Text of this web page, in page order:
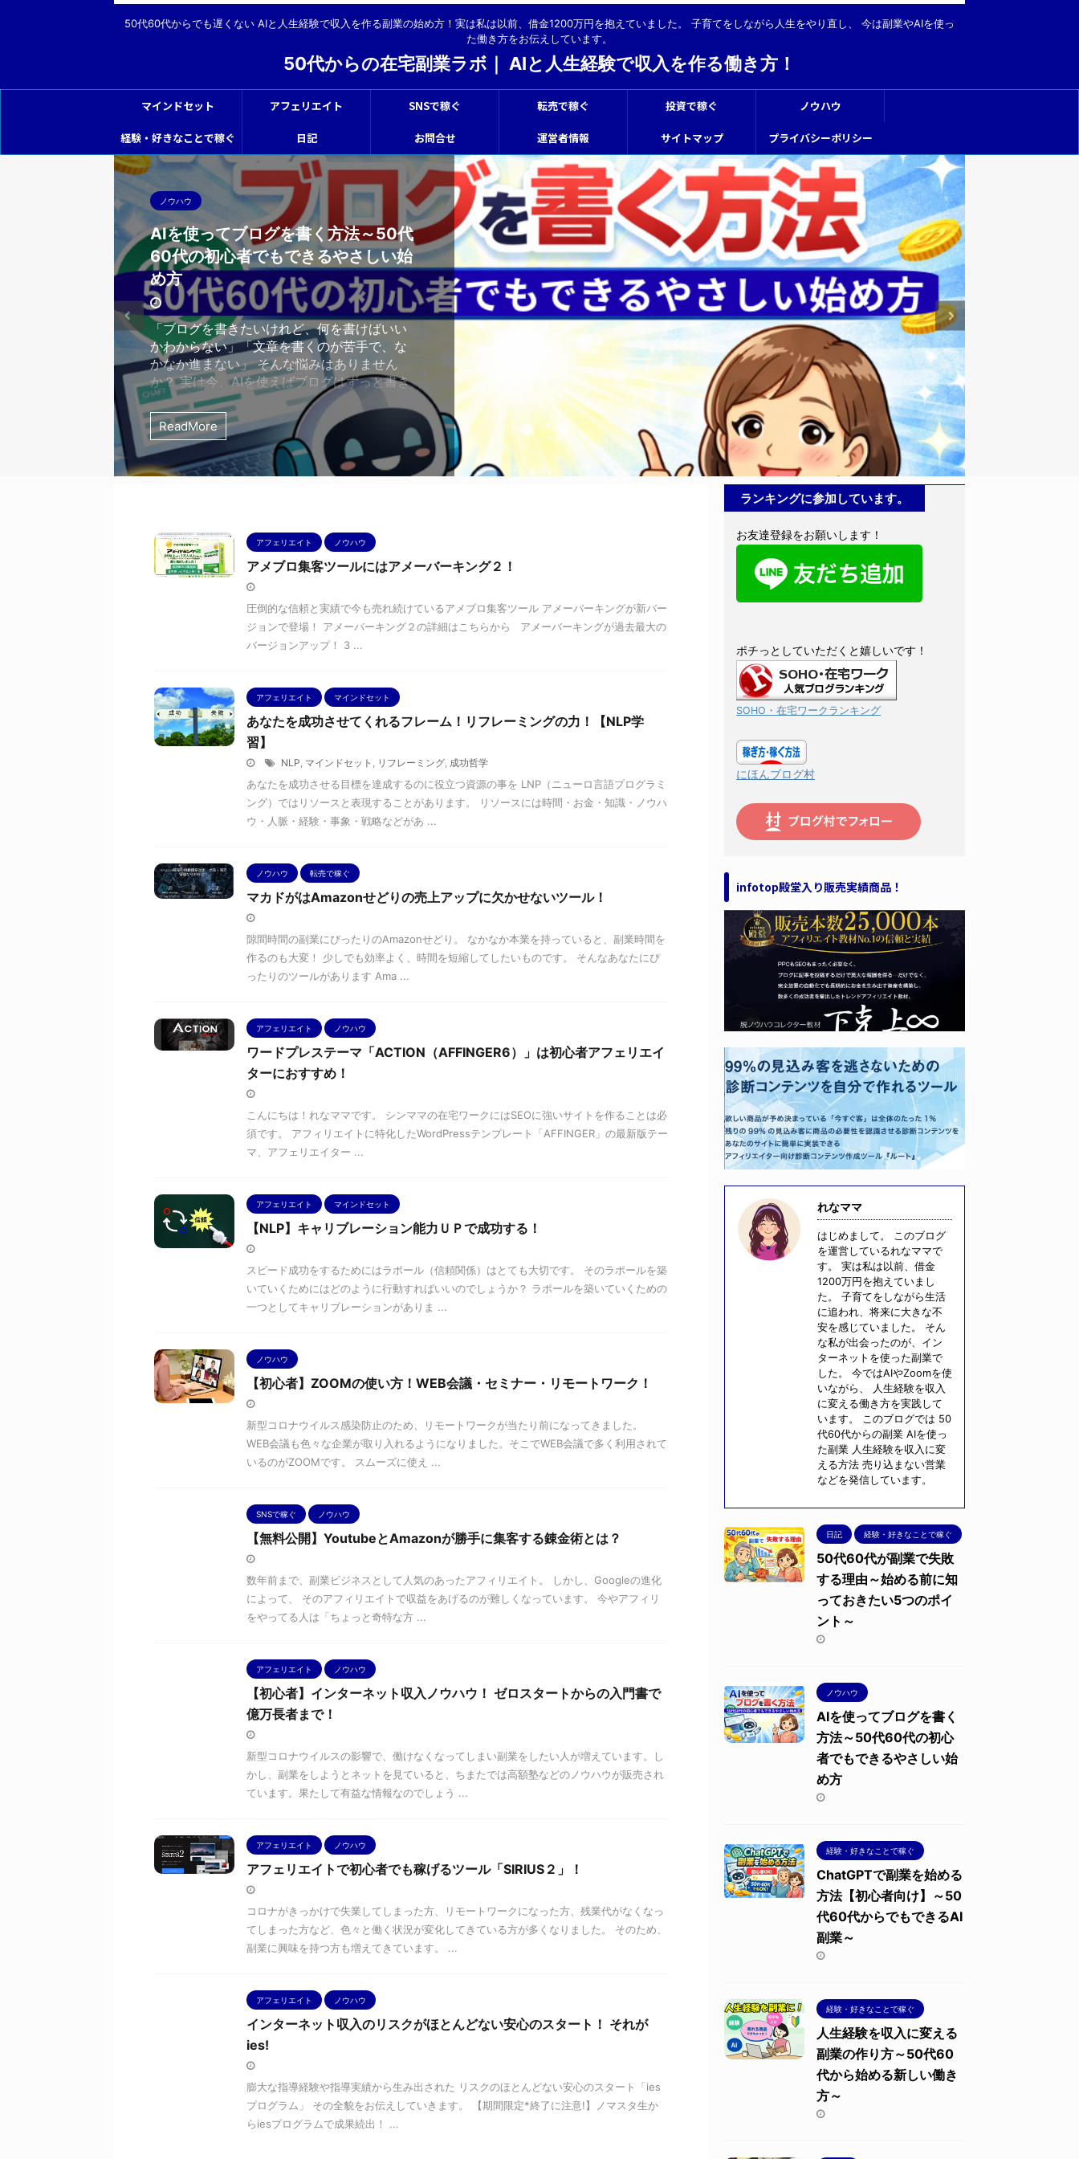
50代60代からでも遅くない AIと人生経験で収入を作る副業の始め方！実は私は以前、借金1200万円を抱えていました。 子育てをしながら人生をやり直し、 今は副業やAIを使っ
た働き方をお伝えしています。
50代からの在宅副業ラボ｜ AIと人生経験で収入を作る働き方！
マインドセット アフェリエイト SNSで稼ぐ 転売で稼ぐ 投資で稼ぐ ノウハウ
経験・好きなことで稼ぐ 日記 お問合せ 運営者情報 サイトマップ プライバシーポリシー
ノウハウ
AIを使ってブログを書く方法～50代
60代の初心者でもできるやさしい始
め方
「ブログを書きたいけれど、何を書けばいい
かわからない」「文章を書くのが苦手で、な
かなか進まない」 そんな悩みはありません
か？ 実は今、AIを使えばブログはずっと書き
やすくなります。 特にChatGPTのようなAI
は、 記事のテーマを考える タイトルを作る
見出しを考える 文章の下書きを作る といった
ことを手伝ってくれます。 つまり、ブログを
書くのが苦手な人の強い味方になってくれる
...
ReadMore
アフェリエイト ノウハウ
アメブロ集客ツールにはアメーバーキング２！
圧倒的な信頼と実績で今も売れ続けているアメブロ集客ツール アメーバーキングが新バー
ジョンで登場！ アメーバーキング２の詳細はこちらから アメーバーキングが過去最大の
バージョンアップ！ 3 ...
アフェリエイト マインドセット
あなたを成功させてくれるフレーム！リフレーミングの力！【NLP学
習】
NLP, マインドセット , リフレーミング, 成功哲学
あなたを成功させる目標を達成するのに役立つ資源の事を LNP（ニューロ言語プログラミ
ング）ではリソースと表現することがあります。 リソースには時間・お金・知識・ノウハ
ウ・人脈・経験・事象・戦略などがあ ...
ノウハウ 転売で稼ぐ
マカドがはAmazonせどりの売上アップに欠かせないツール！
隙間時間の副業にぴったりのAmazonせどり。 なかなか本業を持っていると、副業時間を
作るのも大変！ 少しでも効率よく、時間を短縮してしたいものです。 そんなあなたにぴ
ったりのツールがあります Ama ...
アフェリエイト ノウハウ
ワードプレステーマ「ACTION（AFFINGER6）」は初心者アフェリエイ
ターにおすすめ！
こんにちは！れなママです。 シンママの在宅ワークにはSEOに強いサイトを作ることは必
須です。 アフィリエイトに特化したWordPressテンプレート「AFFINGER」の最新版テー
マ、アフェリエイター ...
アフェリエイト マインドセット
【NLP】キャリブレーション能力ＵＰで成功する！
スピード成功をするためにはラポール（信頼関係）はとても大切です。 そのラポールを築
いていくためにはどのように行動すればいいのでしょうか？ ラポールを築いていくための
一つとしてキャリブレーションがありま ...
ノウハウ
【初心者】ZOOMの使い方！WEB会議・セミナー・リモートワーク！
新型コロナウイルス感染防止のため、リモートワークが当たり前になってきました。
WEB会議も色々な企業が取り入れるようになりました。そこでWEB会議で多く利用されて
いるのがZOOMです。 スムーズに使え ...
SNSで稼ぐ ノウハウ
【無料公開】YoutubeとAmazonが勝手に集客する錬金術とは？
数年前まで、副業ビジネスとして人気のあったアフィリエイト。 しかし、Googleの進化
によって、 そのアフィリエイトで収益をあげるのが難しくなっています。 今やアフィリ
をやってる人は「ちょっと奇特な方 ...
アフェリエイト ノウハウ
【初心者】インターネット収入ノウハウ！ ゼロスタートからの入門書で
億万長者まで！
新型コロナウイルスの影響で、働けなくなってしまい副業をしたい人が増えています。し
かし、副業をしようとネットを見ていると、ちまたでは高額塾などのノウハウが販売され
ています。果たして有益な情報なのでしょう ...
アフェリエイト ノウハウ
アフェリエイトで初心者でも稼げるツール「SIRIUS２」！
コロナがきっかけで失業してしまった方、リモートワークになった方、残業代がなくなっ
てしまった方など、色々と働く状況が変化してきている方が多くなりました。 そのため、
副業に興味を持つ方も増えてきています。 ...
アフェリエイト ノウハウ
インターネット収入のリスクがほとんどない安心のスタート！ それが
ies!
膨大な指導経験や指導実績から生み出された リスクのほとんどない安心のスタート「ies
プログラム」 その全貌をお伝えしていきます。 【期間限定*終了に注意!】ノマスタ生か
らiesプログラムで成果続出！ ...
ランキングに参加しています。
お友達登録をお願いします！
ポチっとしていただくと嬉しいです！
SOHO・在宅ワークランキング
にほんブログ村
infotop殿堂入り販売実績商品！
れなママ
はじめまして。 このブログ
を運営しているれなママで
す。 実は私は以前、借金
1200万円を抱えていまし
た。 子育てをしながら生活
に追われ、将来に大きな不
安を感じていました。 そん
な私が出会ったのが、イン
ターネットを使った副業で
した。 今ではAIやZoomを使
いながら、 人生経験を収入
に変える働き方を実践して
います。 このブログでは 50
代60代からの副業 AIを使っ
た副業 人生経験を収入に変
える方法 売り込まない営業
などを発信しています。
日記 経験・好きなことで稼ぐ
50代60代が副業で失敗
する理由～始める前に知
っておきたい5つのポイ
ント～
ノウハウ
AIを使ってブログを書く
方法～50代60代の初心
者でもできるやさしい始
め方
経験・好きなことで稼ぐ
ChatGPTで副業を始める
方法【初心者向け】～50
代60代からでもできるAI
副業～
経験・好きなことで稼ぐ
人生経験を収入に変える
副業の作り方～50代60
代から始める新しい働き
方～